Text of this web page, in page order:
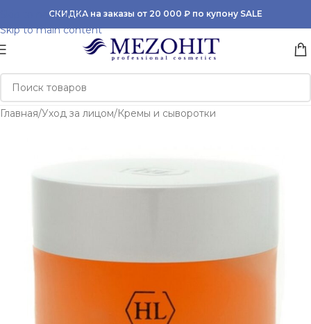
Skip to navigation
Skip to main content
СКИДКА на заказы от 20 000 ₽ по купону SALE
Главная/Уход за лицом/Кремы и сыворотки